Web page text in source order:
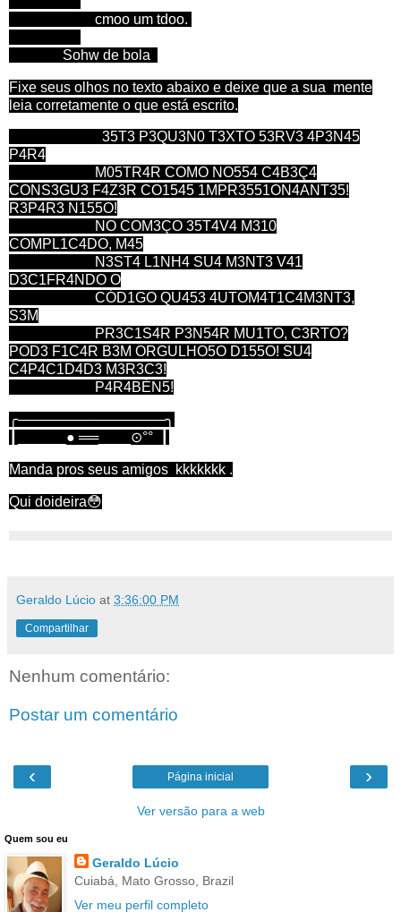
cmoo um tdoo.
Sohw de bola
Fixe seus olhos no texto abaixo e deixe que a sua mente
leia corretamente o que está escrito.
35T3 P3QU3N0 T3XTO 53RV3 4P3N45
P4R4
M05TR4R COMO NO554 C4B3Ç4
CONS3GU3 F4Z3R CO1545 1MPR3551ON4ANT35!
R3P4R3 N155O!
NO COM3ÇO 35T4V4 M310
COMPL1C4DO, M45
N3ST4 L1NH4 SU4 M3NT3 V41
D3C1FR4NDO O
CÓD1GO QU453 4UTOM4T1C4M3NT3,
S3M
PR3C1S4R P3N54R MU1TO, C3RTO?
POD3 F1C4R B3M ORGULHO5O D155O! SU4
C4P4C1D4D3 M3R3C3!
P4R4BÉN5!
╭───────────────╮
┃______● ══____⊙°° ┃
Manda pros seus amigos kkkkkkk .
Qui doideira😳
Geraldo Lúcio at 3:36:00 PM
Compartilhar
Nenhum comentário:
Postar um comentário
‹ ›
Página inicial
Ver versão para a web
Quem sou eu
Geraldo Lúcio
Cuiabá, Mato Grosso, Brazil
Ver meu perfil completo